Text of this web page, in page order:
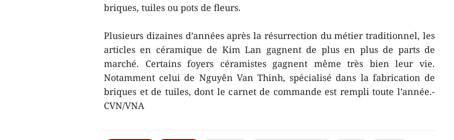
briques, tuiles ou pots de fleurs.
Plusieurs dizaines d’années après la résurrection du métier traditionnel, les
articles en céramique de Kim Lan gagnent de plus en plus de parts de
marché. Certains foyers céramistes gagnent même très bien leur vie.
Notamment celui de Nguyên Van Thinh, spécialisé dans la fabrication de
briques et de tuiles, dont le carnet de commande est rempli toute l’année.-
CVN/VNA